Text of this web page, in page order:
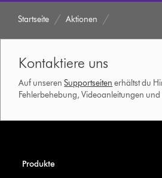
Startseite Aktionen
Kontaktiere uns
Auf unserenSupportseiten erhältst du
Fehlerbehebung, Videoanleitungen und
Produkte